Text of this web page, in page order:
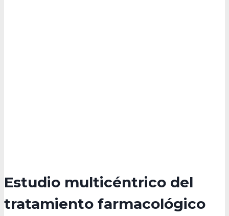
Estudio multicéntrico del
tratamiento farmacológico